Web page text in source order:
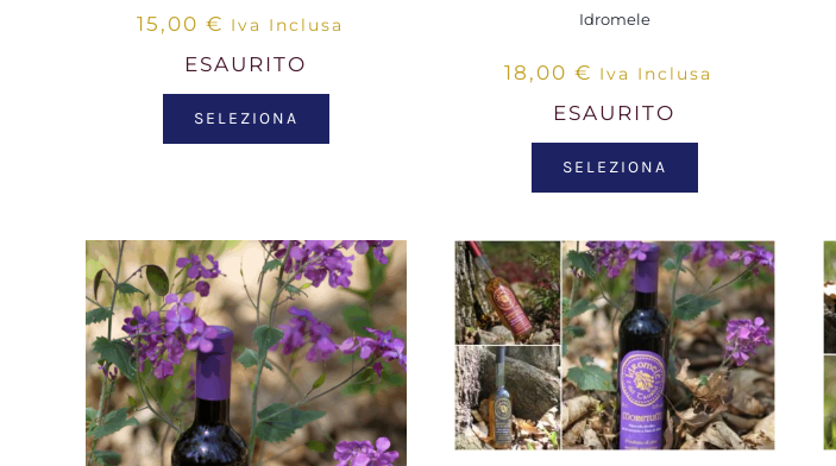
15,00 € Iva Inclusa
ESAURITO
SELEZIONA
Idromele
18,00€ Iva Inclusa
ESAURITO
SELEZIONA